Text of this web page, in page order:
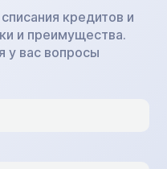
кредитов и
и преимущества.
у вас вопросы